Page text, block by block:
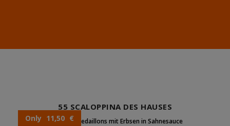
Only 11,50 €
55 SCALOPPINA DES HAUSES
Schweinemedaillons mit Erbsen in Sahnesauce